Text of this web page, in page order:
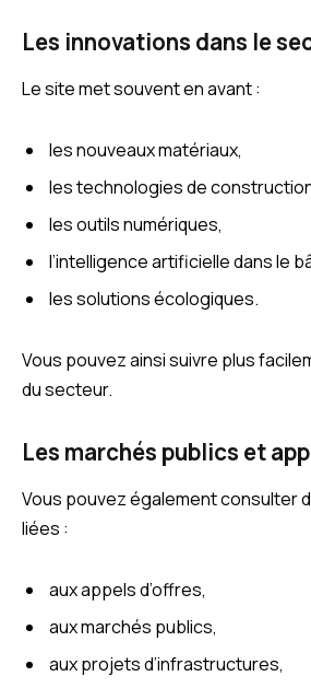
Les innovations dans le
Le site met souvent en avant :
les nouveaux matériaux,
les technologies de
les outils numériques,
l’intelligence artificielle dans le
les solutions écologiques.
Vous pouvez ainsi suivre plus
du secteur.
Les marchés publics et
Vous pouvez également consulter
liées :
aux appels d’offres,
aux marchés publics,
aux projets d’infrastructures,